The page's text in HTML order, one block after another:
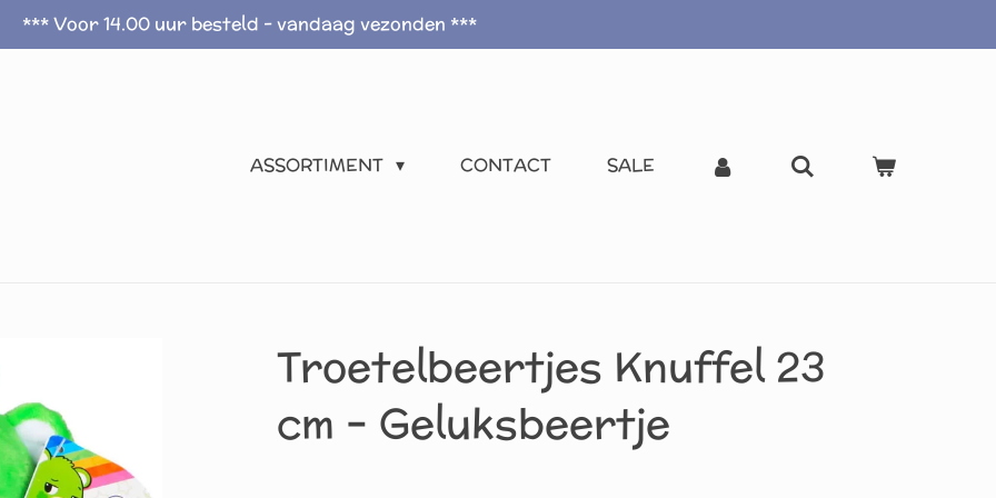
*** Voor 14.00 uur besteld - vandaag vezonden ***
ASSORTIMENT CONTACT SALE
Troetelbeertjes Knuffel 23
cm – Geluksbeertje